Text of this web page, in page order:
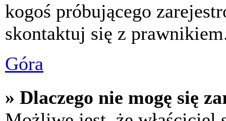
kogoś próbującego
skontaktuj się z
Góra
» Dlaczego nie mogę się